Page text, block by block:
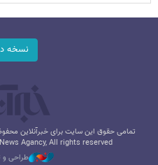
نسخه
تمامی حقوق این سایت برای خبرآنلاین
Agancy, All rights reserved
طراحی و